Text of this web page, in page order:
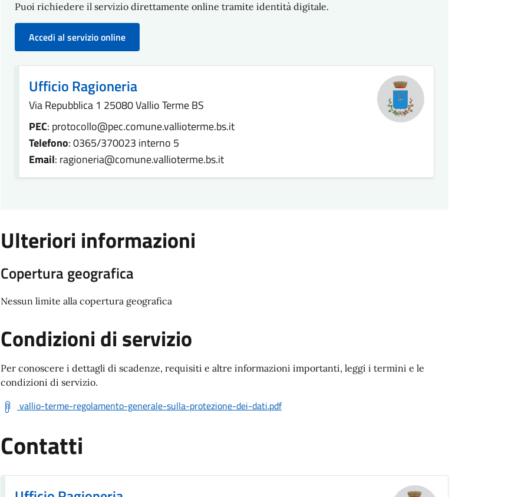
Puoi richiedere il servizio direttamente online tramite identità digitale.
Accedi al servizio online
Ufficio Ragioneria
Via Repubblica 1 25080 Vallio Terme BS
PEC: protocollo@pec.comune.vallioterme.bs.it
Telefono: 0365/370023 interno 5
Email: ragioneria@comune.vallioterme.bs.it
Ulteriori informazioni
Copertura geografica
Nessun limite alla copertura geografica
Condizioni di servizio
Per conoscere i dettagli di scadenze, requisiti e altre informazioni importanti, leggi i termini e le
condizioni di servizio.
vallio-terme-regolamento-generale-sulla-protezione-dei-dati.pdf
Contatti